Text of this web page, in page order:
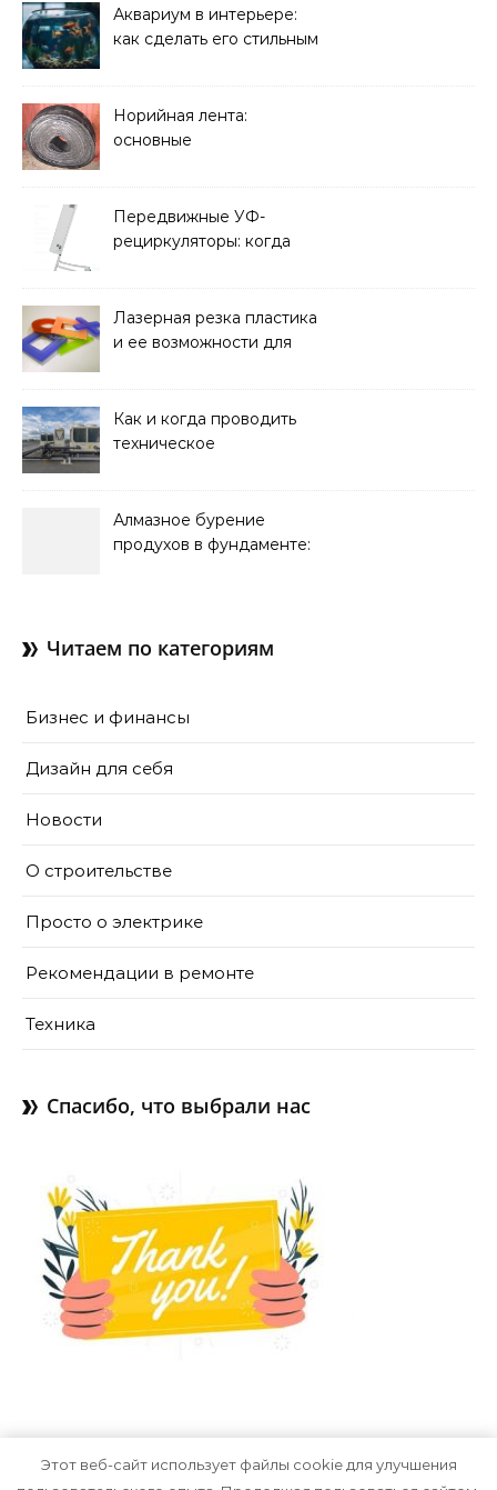
решать
Аквариум в интерьере:
как сделать его стильным
Норийная лента:
основные
и советы по выбору
Передвижные УФ-
рециркуляторы: когда
Лазерная резка пластика
и ее возможности для
Как и когда проводить
техническое
Алмазное бурение
продухов в фундаменте:
Читаем по категориям
Бизнес и финансы
Дизайн для себя
Новости
О строительстве
Просто о электрике
Рекомендации в ремонте
Техника
Спасибо, что выбрали нас
Этот веб-сайт использует файлы cookie для улучшения